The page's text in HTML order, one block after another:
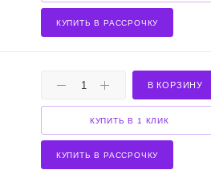
КУПИТЬ В РАССРОЧКУ
В КОРЗИНУ
КУПИТЬ В 1 КЛИК
КУПИТЬ В РАССРОЧКУ